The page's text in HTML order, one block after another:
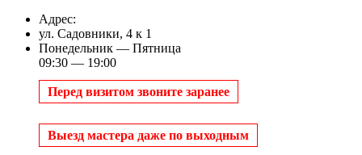
Адрес:
ул. Садовники, 4 к 1
Понедельник — Пятница
09:30 — 19:00
Перед визитом звоните заранее
Выезд мастера даже по выходным